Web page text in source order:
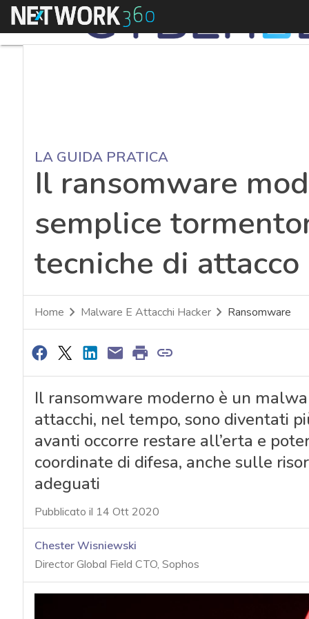
Menu
LA GUIDA PRATICA
Il ransomware
semplice
tecniche di
Home Malware E Attacchi Hacker Ransomware
Il ransomware moderno è un
attacchi, nel tempo, sono diventati
avanti occorre restare all’erta e
coordinate di difesa, anche sulle
adeguati
Pubblicato il 14 Ott 2020
Chester Wisniewski
Director Global Field CTO, Sophos